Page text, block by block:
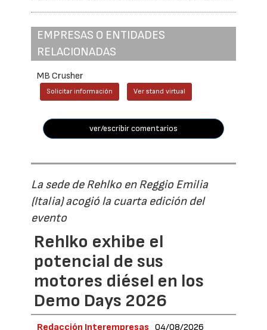
EMPRESAS O ENTIDADES
RELACIONADAS
MB Crusher
Solicitar información Ver stand virtual
ver/escribir comentarios
La sede de Rehlko en Reggio Emilia
(Italia) acogió la cuarta edición del
evento
Rehlko exhibe el
potencial de sus
motores diésel en los
Demo Days 2026
Redacción Interempresas 04/08/2026